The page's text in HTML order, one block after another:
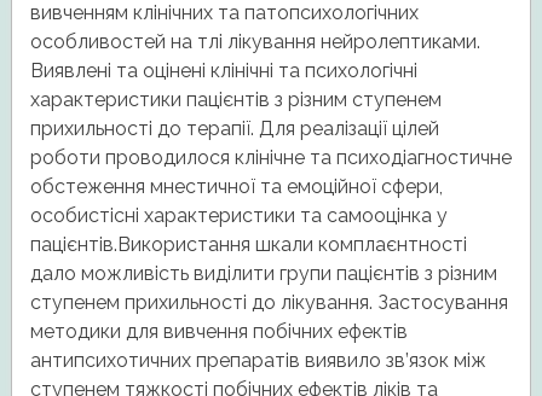
вивченням клінічних та патопсихологічних
особливостей на тлі лікування нейролептиками.
Виявлені та оцінені клінічні та психологічні
характеристики пацієнтів з різним ступенем
прихильності до терапії. Для реалізації цілей
роботи проводилося клінічне та психодіагностичне
обстеження мнестичної та емоційної сфери,
особистісні характеристики та самооцінка у
пацієнтів.Використання шкали комплаєнтності
дало можливість виділити групи пацієнтів з різним
ступенем прихильності до лікування. Застосування
методики для вивчення побічних ефектів
антипсихотичних препаратів виявило зв’язок між
ступенем тяжкості побічних ефектів ліків та